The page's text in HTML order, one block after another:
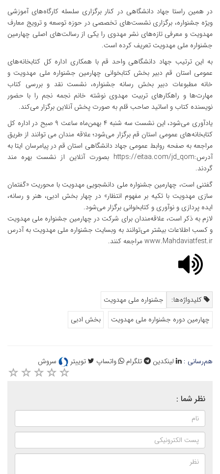
در همین راستا جهاد دانشگاهی در کنار برگزاری سلسله کارگاه‌های آموزشی
ویژه جشنواره، برگزاری نشست‌های تخصصی در حوزه توسعه و ترویج معارف
مهدویت و معرفی تازه‌های نشر مهدوی را یکی از رسالت‌های اصلی چهارمین
جشنواره ملی مهدویت تعریف کرده است.
به این ترتیب جهاد دانشگاهی واحد قم با همکاری اداره کل کتابخانه‌های
عمومی استان قم دبیر بخش کتابخوانی چهارمین جشنواره ملی مهدویت و
خانه مطبوعات دبیر بخش رسانه جشنواره، نشست نقد و بررسی کتاب
مهارت‌ها و راهکارهای تربیت مهدوی نوشته خانم نجمه نجم را با حضور
نویسنده کتاب و اساتید صاحب قلم به صورت پخش آنلاین برگزار می‌کند.
یادآوری می‌شود، این نشست سه شنبه ۴ بهمن‌ماه ساعت ۹ صبح در اداره کل
کتابخانه‌های عمومی استان قم برگزار می‌شود؛ علاقه مندان می توانند از طریق
مراجعه به صفحه روابط عمومی جهاد دانشگاهی استان قم در پیامرسان ایتا به
آدرس:https://eitaa.com/jd_qom بصورت آنلاین از نشست بهره مند
گردند.
گفتنی است، چهارمین جشنواره ملی دانشجویی مهدویت با محوریت «گفتمان
سازی مهدویت با تکیه بر مفهوم انتظار» در چهار بخش ادبی، هنر و رسانه،
ایده پردازی و نوآوری و کتابخوانی برگزار می‌شود.
لازم به ذکر است، علاقه‌مندان برای شرکت در چهارمین جشنواره ملی مهدویت
و کسب اطلاعات بیشتر می‌توانند به وبسایت جشنواره ملی مهدویت به آدرس
www.Mahdaviatfest.ir مراجعه کنند.
کلیدواژه‌ها:
جشنواره ملی مهدویت
چهارمین دوره جشنواره ملی مهدویت
بخش ادبی
هم‌رسانی : لینکدین تلگرام واتساپ توییتر سروش
نظر شما :